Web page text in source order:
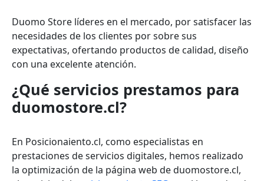
Duomo Store líderes en el mercado, por satisfacer las
necesidades de los clientes por sobre sus
expectativas, ofertando productos de calidad, diseño
con una excelente atención.
¿Qué servicios prestamos para
duomostore.cl?
En Posicionaiento.cl, como especialistas en
prestaciones de servicios digitales, hemos realizado
la optimización de la página web deduomostore.cl,